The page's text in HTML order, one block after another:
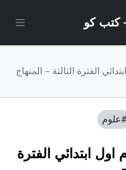
الفترة الثالثة – المنهاج
#علوم
ابتدائي الفترة